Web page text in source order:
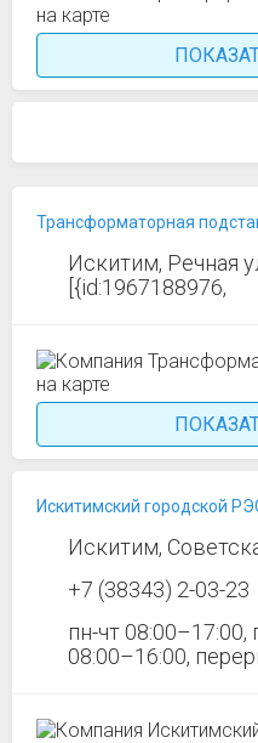
Трансформаторная
Искитим, Речная
[{id:1967188976,
Искитимский городской
Искитим,
+7 (38343) 2-03-23
пн-чт
08:00–16:00,